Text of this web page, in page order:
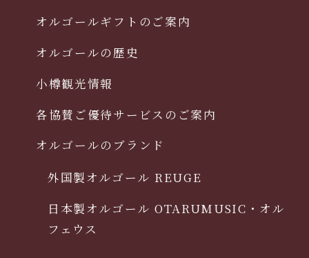
オルゴールギフトのご案内
オルゴールの歴史
小樽観光情報
各協賛ご優待サービスのご案内
オルゴールのブランド
外国製オルゴール REUGE
日本製オルゴール OTARUMUSIC・オル
フェウス